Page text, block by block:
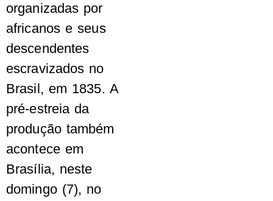
organizadas por
africanos e seus
descendentes
escravizados no
Brasil, em 1835. A
pré-estreia da
produção também
acontece em
Brasília, neste
domingo (7), no